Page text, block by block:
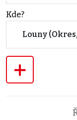
Kde?
Louny
+